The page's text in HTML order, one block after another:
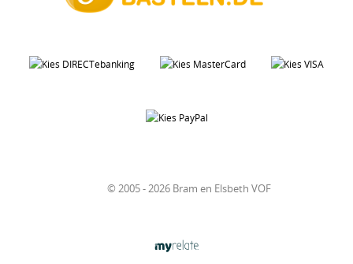
© 2005 - 2026 Bram en Elsbeth VOF